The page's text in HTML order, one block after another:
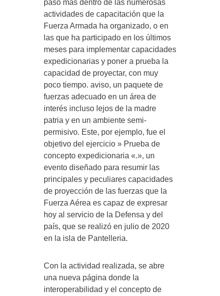
paso más dentro de las numerosas
actividades de capacitación que la
Fuerza Armada ha organizado, o en
las que ha participado en los últimos
meses para implementar capacidades
expedicionarias y poner a prueba la
capacidad de proyectar, con muy
poco tiempo. aviso, un paquete de
fuerzas adecuado en un área de
interés incluso lejos de la madre
patria y en un ambiente semi-
permisivo. Este, por ejemplo, fue el
objetivo del ejercicio » Prueba de
concepto expedicionaria «.», un
evento diseñado para resumir las
principales y peculiares capacidades
de proyección de las fuerzas que la
Fuerza Aérea es capaz de expresar
hoy al servicio de la Defensa y del
país, que se realizó en julio de 2020
en la isla de Pantelleria.
Con la actividad realizada, se abre
una nueva página donde la
interoperabilidad y el concepto de